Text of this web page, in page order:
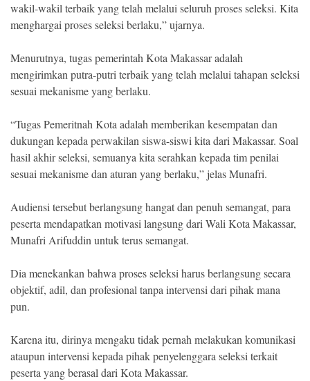
wakil-wakil terbaik yang telah melalui seluruh proses seleksi. Kita
menghargai proses seleksi berlaku,” ujarnya.
Menurutnya, tugas pemerintah Kota Makassar adalah
mengirimkan putra-putri terbaik yang telah melalui tahapan seleksi
sesuai mekanisme yang berlaku.
“Tugas Pemeritnah Kota adalah memberikan kesempatan dan
dukungan kepada perwakilan siswa-siswi kita dari Makassar. Soal
hasil akhir seleksi, semuanya kita serahkan kepada tim penilai
sesuai mekanisme dan aturan yang berlaku,” jelas Munafri.
Audiensi tersebut berlangsung hangat dan penuh semangat, para
peserta mendapatkan motivasi langsung dari Wali Kota Makassar,
Munafri Arifuddin untuk terus semangat.
Dia menekankan bahwa proses seleksi harus berlangsung secara
objektif, adil, dan profesional tanpa intervensi dari pihak mana
pun.
Karena itu, dirinya mengaku tidak pernah melakukan komunikasi
ataupun intervensi kepada pihak penyelenggara seleksi terkait
peserta yang berasal dari Kota Makassar.